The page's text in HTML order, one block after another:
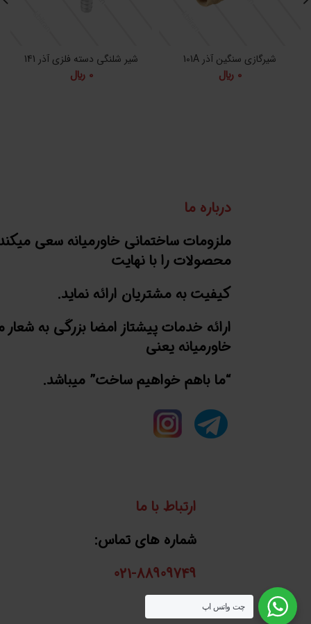
شیرگازی سنگین آذر 101A
0 ﷼
شیر شلنگی دسته فلزی آذر 141
0 ﷼
درباره ما
ملزومات ساختمانی خاورمیانه سعی
محصولات را با نهایت
کیفیت به مشتریان ارائه نماید.
ارائه خدمات پیشتاز امضا بزرگی به شعار
خاورمیانه یعنی
“ما باهم خواهیم ساخت” میباشد.
ارتباط با ما
شماره های تماس:
021-88909749
چت واتس اپ